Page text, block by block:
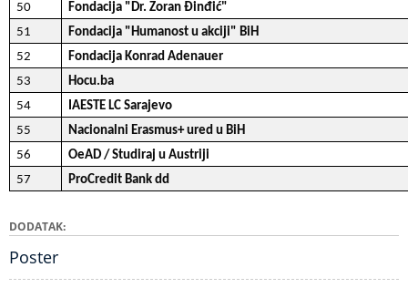
50
Fondacija "Dr. Zoran Đinđić"
51
Fondacija "Humanost u akciji" BiH
52
Fondacija Konrad Adenauer
53
Hocu.ba
54
IAESTE LC Sarajevo
55
Nacionalni Erasmus+ ured u BiH
56
OeAD / Studiraj u Austriji
57
ProCredit Bank dd
DODATAK
Poster